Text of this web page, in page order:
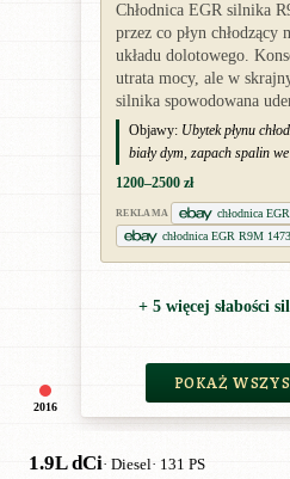
2016
Chłodnica EGR silnika
przez co płyn chłodzący
układu dolotowego.
utrata mocy, ale w
silnika spowodowana
Objawy: Ubytek płynu
biały dym, zapach spalin
1200–2500 zł
REKLAMA
chłodnica
chłodnica EGR R9M
+ 5 więcej słabości
POKAŻ
1.9L dCi· Diesel· 131 PS